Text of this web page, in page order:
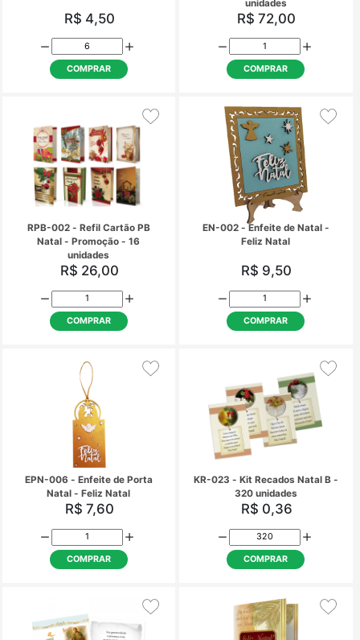
NH-044 - Feliz e Abençoado
Natal!
R$ 4,50
COMPRAR
RNH-001 - Refil
NH - Sagrada
unidades
R$ 72,00
COMPRAR
RPB-002 - Refil Cartão PB
Natal - Promoção - 16
unidades
R$ 26,00
COMPRAR
EN-002 - Enfeite de
Feliz Natal
R$ 9,50
COMPRAR